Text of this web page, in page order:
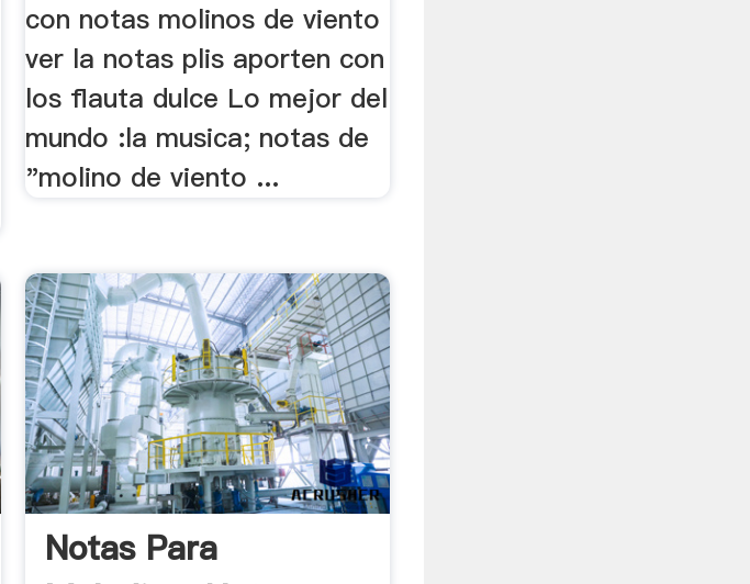
con notas molinos de viento
ver la notas plis aporten con
los flauta dulce Lo mejor del
mundo :la musica; notas de
"molino de viento ...
Notas Para